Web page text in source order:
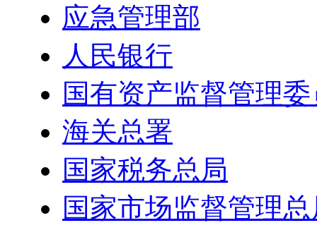
应急管理部
人民银行
国有资产监督管理
海关总署
国家税务总局
国家市场监督管理